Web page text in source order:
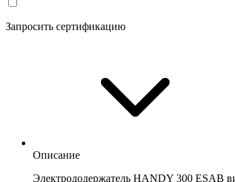
Запросить сертификацию
Описание
Электрододержатель HANDY 300 ESAB